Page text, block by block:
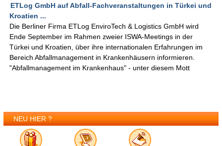
ETLog GmbH auf Abfall-Fachveranstaltungen in Türkei und
Kroatien ...
Die Berliner Firma ETLog EnviroTech & Logistics GmbH wird
Ende September im Rahmen zweier ISWA-Meetings in der
Türkei und Kroatien, über ihre internationalen Erfahrungen im
Bereich Abfallmanagement in Krankenhäusern informieren.
"Abfallmanagement im Krankenhaus" - unter diesem Mott
NEU HIER ?